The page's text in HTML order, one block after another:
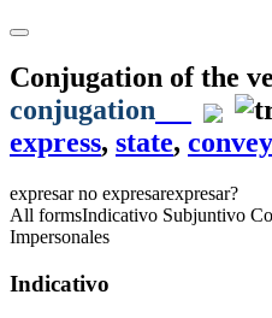
Conjugation of the
conjugation
express, state, convey
expresarno expresarexpresar?
All formsIndicativo Subjuntivo
Impersonales
Indicativo